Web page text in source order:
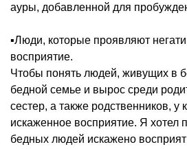
ауры, добавленной для
▪️Люди, которые проявляют
восприятие.
Чтобы понять людей, живущих в
бедной семье и вырос среди
сестер, а также родственников, у
искаженное восприятие. Я хотел
бедных людей искажено